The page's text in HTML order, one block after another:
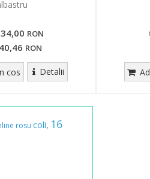
34,00 RON
40,46 RON
cos Detalii
rosu coli, 16